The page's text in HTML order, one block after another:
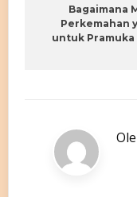
Bagaimana
Perkemahan
untuk Pramuka